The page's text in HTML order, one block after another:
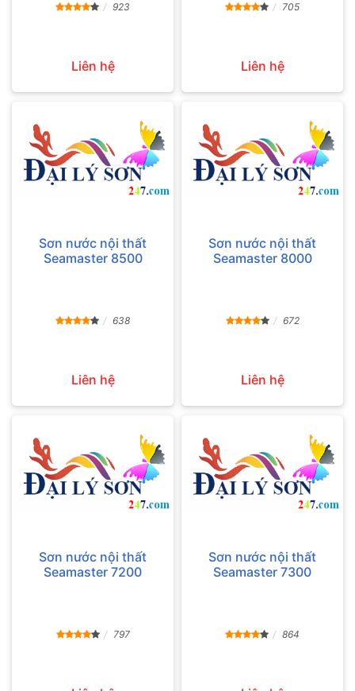
923
Liên hệ
705
Liên hệ
Sơn nước nội thất
Seamaster 8500
638
Liên hệ
Sơn nước nội thất
Seamaster 8000
672
Liên hệ
Sơn nước nội thất
Seamaster 7200
797
Sơn nước nội thất
Seamaster 7300
864